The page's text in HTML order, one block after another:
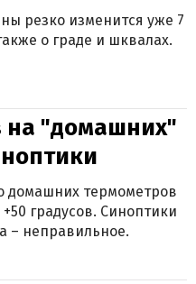
резко изменится уже 7
о граде и шквалах.
на "домашних"
домашних термометров
градусов. Синоптики
– неправильное.